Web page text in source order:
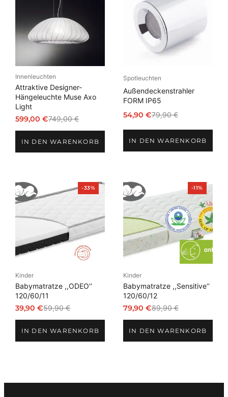
Innenleuchten
Attraktive Designer-
Hängeleuchte Muse Axo
Light
749,00€
Ursprünglicher
war:
599,00€
Aktueller
ist:IN DEN WARENKORB
Spotleuchten
Außendeckenstrahler
FORM IP65
79,90€
Ursprünglicher
Preis
war:
79,90 €
54,90 €
Aktueller
Preis
ist:
54,90 €.
IN DEN WARENKORB
-33%Produkt
im
Kinder
Babymatratze ,,ODEO‘‘
120/60/11
59,90€
Ursprünglicher
war:
39,90€
Aktueller
ist:IN DEN WARENKORB
-11%Produkt
im
Angebot
Kinder
Babymatratze ,,Sensitive‘‘
120/60/12
89,90€
Ursprünglicher
war:
79,90 €
Aktueller
ist:IN DEN WARENKORB